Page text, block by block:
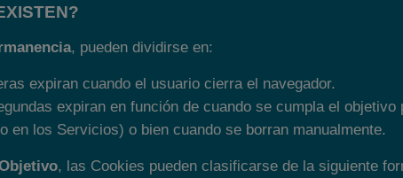
, pueden dividirse en:
expiran cuando el usuario cierra el navegador.
expiran en función de cuando se cumpla el
en los Servicios) o bien cuando se borran manualmente.
, las Cookies pueden clasificarse de la siguiente